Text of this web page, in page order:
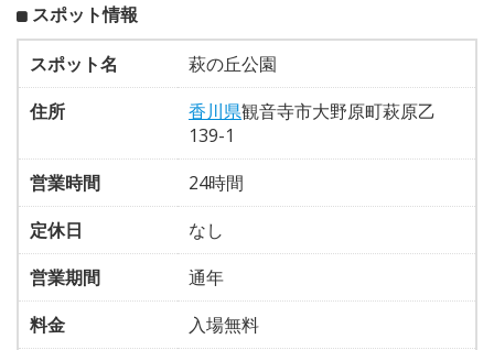
スポット情報
スポット名
萩の丘公園
住所
香川県観音寺市大野原町萩原乙
139-1
営業時間
24時間
定休日
なし
営業期間
通年
料金
入場無料